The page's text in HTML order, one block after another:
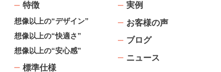
特徴
想像以上の“デザイン”
想像以上の“快適さ”
想像以上の“安心感”
標準仕様
実例
お客様の声
ブログ
ニュース